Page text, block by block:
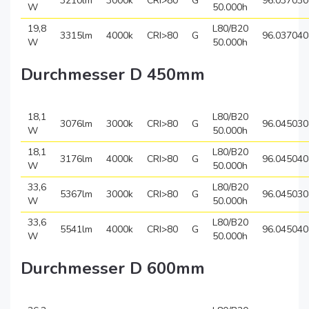
W
50.000h
19,8
W
3315lm 4000k CRI>80 G
L80/B20
50.000h
Durchmesser D 450mm
18,1
W
3076lm 3000k CRI>80 G
L80/B20
50.000h
18,1
W
3176lm 4000k CRI>80 G
L80/B20
50.000h
33,6
W
5367lm 3000k CRI>80 G
L80/B20
50.000h
33,6
W
5541lm 4000k CRI>80 G
L80/B20
50.000h
Durchmesser D 600mm